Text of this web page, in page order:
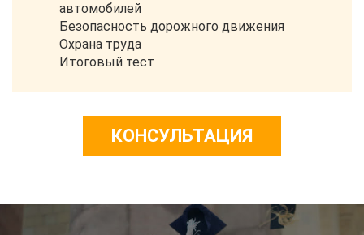
автомобилей
Безопасность дорожного движения
Охрана труда
Итоговый тест
КОНСУЛЬТАЦИЯ